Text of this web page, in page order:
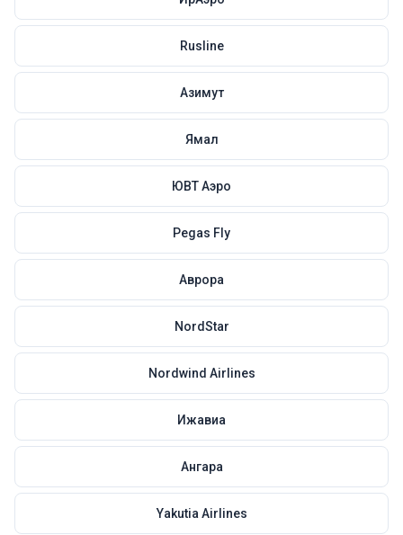
Rusline
Азимут
Ямал
ЮВТ Аэро
Pegas Fly
Аврора
NordStar
Nordwind Airlines
Ижавиа
Ангара
Yakutia Airlines